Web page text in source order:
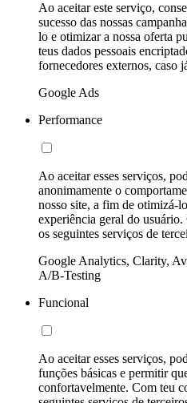
Ao aceitar este serviço,
sucesso das nossas
lo e otimizar a nossa oferta
teus dados pessoais
fornecedores externos, caso
Google Ads
Performance
Ao aceitar esses serviços,
anonimamente o
nosso site, a fim de otimizá-
experiência geral do
os seguintes serviços de
Google Analytics, Clarity,
A/B-Testing
Funcional
Ao aceitar esses serviços,
funções básicas e permitir
confortavelmente. Com teu